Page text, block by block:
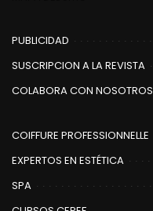
PUBLICIDAD
SUSCRIPCION A LA REVISTA
COLABORA CON NOSOTROS
COIFFURE PROFESSIONNELLE
EXPERTOS EN ESTÉTICA
SPA